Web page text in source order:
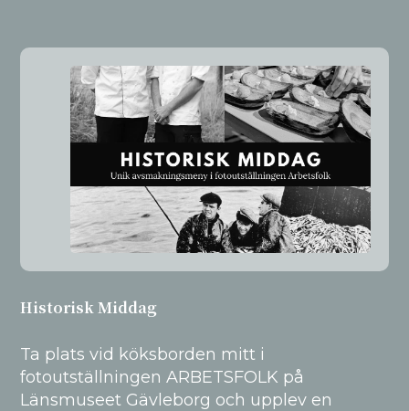
Historisk Middag
Ta plats vid köksborden mitt i
fotoutställningen ARBETSFOLK på
Länsmuseet Gävleborg och upplev en